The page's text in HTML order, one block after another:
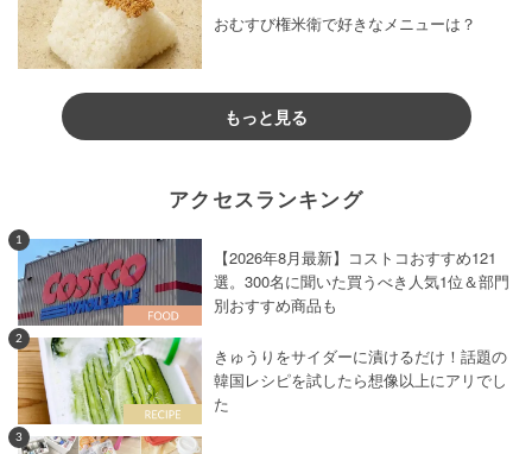
おむすび権米衛で好きなメニューは？
もっと見る
アクセスランキング
1
【2026年8月最新】コストコおすすめ121
選。300名に聞いた買うべき人気1位＆部門
別おすすめ商品も
2
きゅうりをサイダーに漬けるだけ！話題の
韓国レシピを試したら想像以上にアリでし
た
3